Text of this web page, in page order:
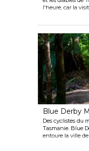
l'heure, car la
lieu à 17h30
carnivores, le
Blue Derby
Des cyclistes du
Tasmanie. Blue
entoure la ville
boom de